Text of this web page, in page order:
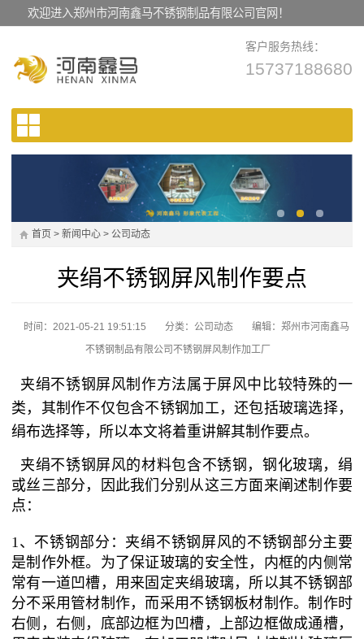
欢迎进入郑州市河南鑫马不锈钢制品有限公司官网！
客户服务热线：
15737188680
首页 > 新闻中心 > 公司动态
夹绢不锈钢屏风制作要点
时间：2021-05-21 19:51:15 分类： 公司动态
编辑：郑州市河南鑫马
不锈钢制品有限公司不锈钢屏风制作加工厂
夹绢不锈钢屏风制作方法属于屏风中比较特殊的一
类，其制作不仅包含不锈钢加工，还包括玻璃选择，
绢布选择等，所以本文将着重讲解其制作要点。
夹绢不锈钢屏风的材料包含不锈钢，钢化玻璃，绢
或丝三部分，因此我们分别从这三方面来阐述制作要
点：
1、不锈钢部分：夹绢不锈钢屏风的不锈钢部分主要
是制作外框。为了保证玻璃的安全性，内框的内侧常
常有一道凹槽，用来固定夹绢玻璃，所以其不锈钢部
分不采用管材制作，而采用不锈钢板材制作。制作时
右侧，右侧，底部边框为凹槽，上部边框做成通槽，